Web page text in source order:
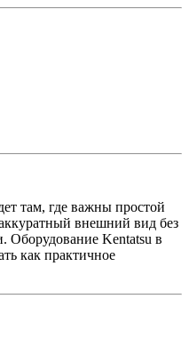
там, где важны простой
внешний вид без
Оборудование Kentatsu в
как практичное